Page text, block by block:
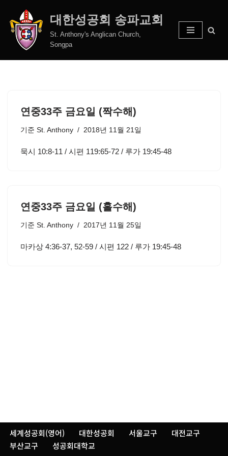
콘
대한성공회 송파교회
St. Anthony's Anglican Church,
Songpa
연중33주 금요일 (짝수해)
기준 St. Anthony 2018년 11월 21일
묵시 10:8-11 / 시편 119:65-72 / 루가 19:45-48
연중33주 금요일 (홀수해)
기준 St. Anthony 2017년 11월 25일
마카상 4:36-37, 52-59 / 시편 122 / 루가 19:45-48
세계성공회(영어) 대한성공회 서울교구
대전교구
부산교구
성공회대학교